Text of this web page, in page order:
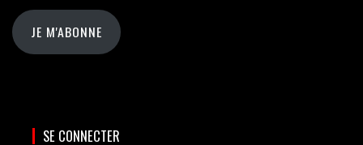
JE M'ABONNE
SE CONNECTER